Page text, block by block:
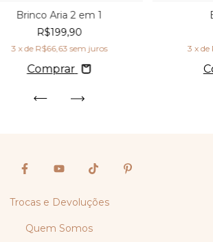
Brinco Aria 2 em 1
R$199,90
3 x de R$66,63 sem juros
Comprar
3 x de
Trocas e Devoluções
Quem Somos